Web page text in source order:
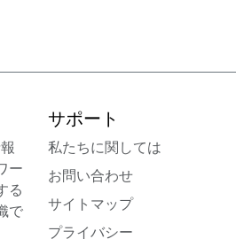
ー
る
で
サポート
私たちに関しては
お問い合わせ
サイトマップ
プライバシー